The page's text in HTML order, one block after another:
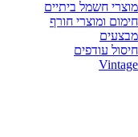
מוצרי חשמל ביתיים
חימום ומוצרי חורף
מבצעים
חיסול עודפים
Vintage